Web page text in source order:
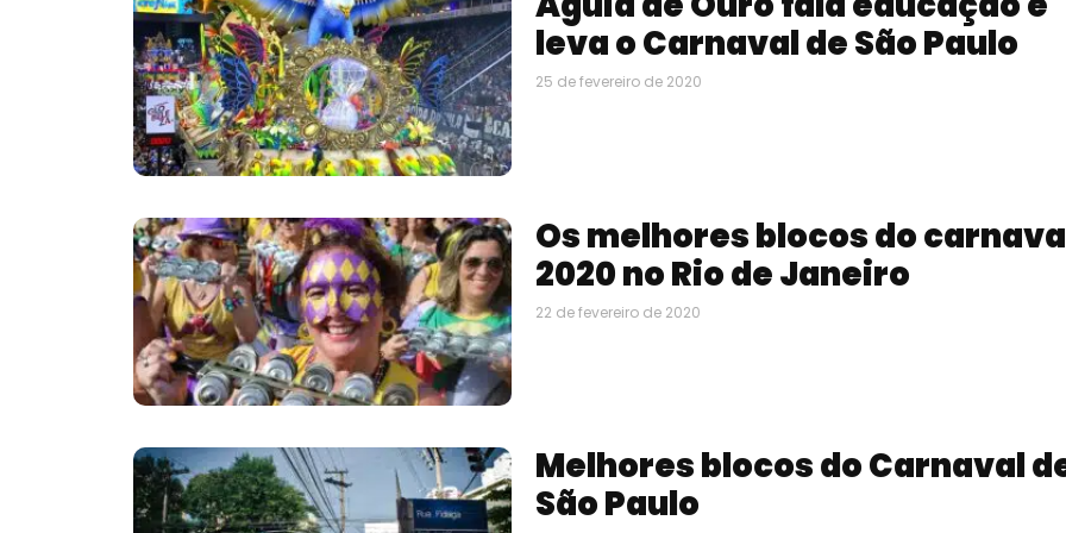
leva o Carnaval de São Paulo
25 de fevereiro de 2020
Os melhores blocos do
2020 no Rio de Janeiro
22 de fevereiro de 2020
Melhores blocos do Carnaval
São Paulo